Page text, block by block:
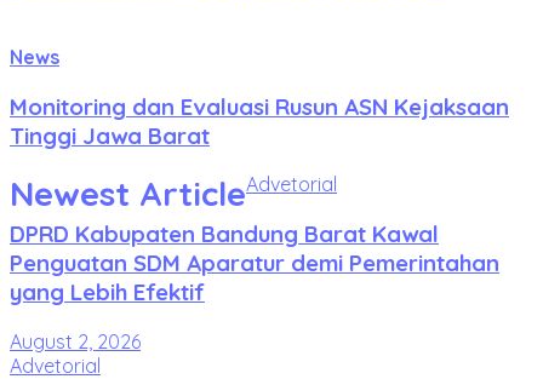
News
Monitoring dan Evaluasi Rusun ASN Kejaksaan
Tinggi Jawa Barat
Newest ArticleAdvetorial
DPRD Kabupaten Bandung Barat Kawal
Penguatan SDM Aparatur demi Pemerintahan
yang Lebih Efektif
August 2, 2026
Advetorial